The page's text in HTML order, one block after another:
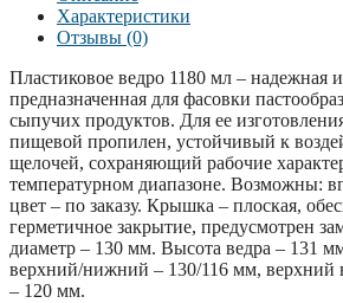
Характеристики
Отзывы (0)
Пластиковое ведро 1180 мл – надежная
предназначенная для фасовки
сыпучих продуктов. Для ее
пищевой пропилен, устойчивый к
щелочей, сохраняющий рабочие
температурном диапазоне. Возможны:
цвет – по заказу. Крышка – плоская,
герметичное закрытие, предусмотрен
диаметр – 130 мм. Высота ведра – 131
верхний/нижний – 130/116 мм, верхний
– 120 мм.